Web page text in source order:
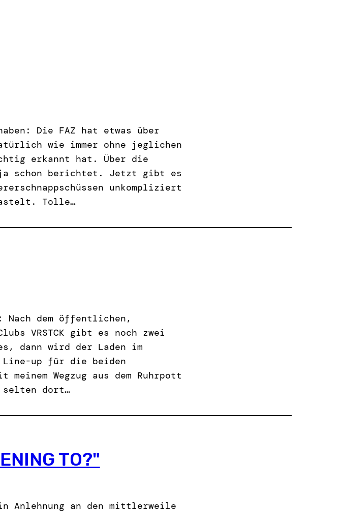
Die FAZ hat etwas über
wie immer ohne jeglichen
erkannt hat. Über die
ja schon berichtet. Jetzt gibt es
unkompliziert
Tolle…
dem öffentlichen,
VRSTCK gibt es noch zwei
dann wird der Laden im
Line-up für die beiden
Wegzug aus dem Ruhrpott
selten dort…
TO?"
an den mittlerweile